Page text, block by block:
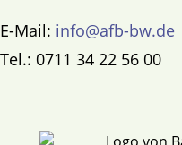
E-Mail: info@afb-bw.de
Tel.: 0711 34 22 56 00